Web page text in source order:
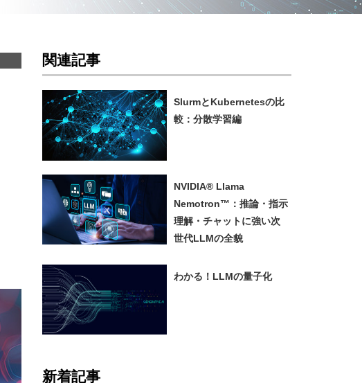
関連記事
SlurmとKubernetesの比
較：分散学習編
NVIDIA® Llama
Nemotron™：推論・指示
理解・チャットに強い次
世代LLMの全貌
わかる！LLMの量子化
新着記事